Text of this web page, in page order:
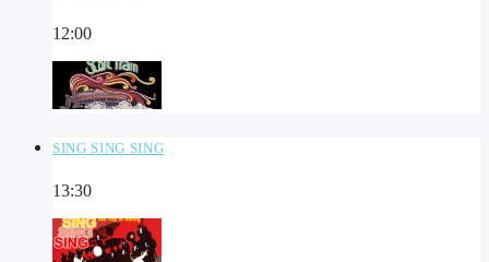
12:00
SING SING SING
13:30